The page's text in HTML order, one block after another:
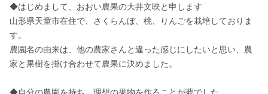
◆はじめまして、おおい農果の大井文映と申します
山形県天童市在住で、さくらんぼ、桃、りんごを栽培しておりま
す。
農園名の由来は、他の農家さんと違った感じにしたいと思い、農
家と果樹を掛け合わせて農果に決めました。